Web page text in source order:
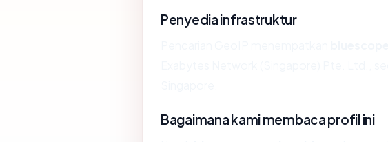
Penyedia infrastruktur
Bagaimana kami membaca profil ini